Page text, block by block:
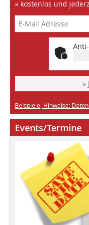
» kostenlos und
»
Beispiele, Hinweise:
Events/Termine